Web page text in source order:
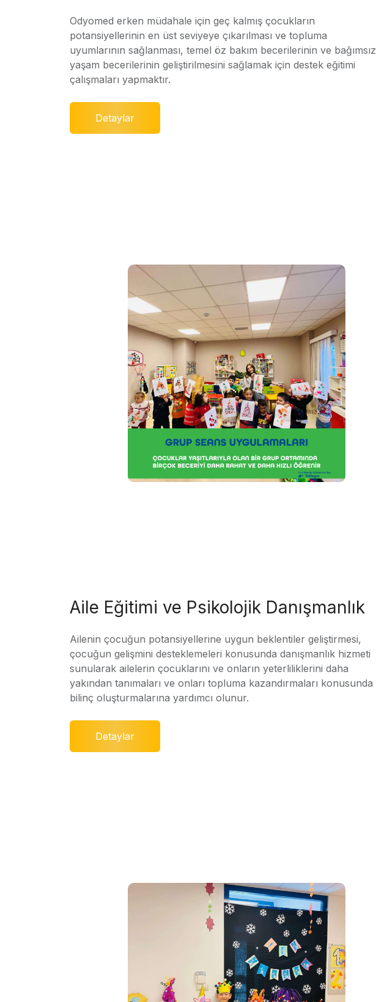
Odyomed erken müdahale için geç kalmış çocukların
potansiyellerinin en üst seviyeye çıkarılması ve topluma
uyumlarının sağlanması, temel öz bakım becerilerinin ve bağımsız
yaşam becerilerinin geliştirilmesini sağlamak için destek eğitimi
çalışmaları yapmaktır.
Detaylar
Aile Eğitimi ve Psikolojik Danışmanlık
Ailenin çocuğun potansiyellerine uygun beklentiler geliştirmesi,
çocuğun gelişmini desteklemeleri konusunda danışmanlık hizmeti
sunularak ailelerin çocuklarını ve onların yeterliliklerini daha
yakından tanımaları ve onları topluma kazandırmaları konusunda
bilinç oluşturmalarına yardımcı olunur.
Detaylar